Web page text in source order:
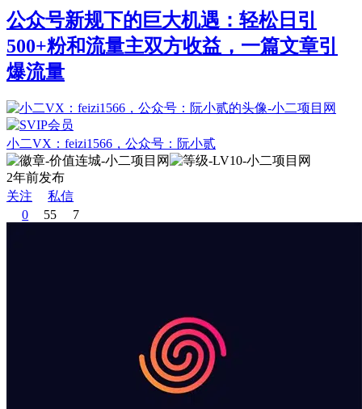
公众号新规下的巨大机遇：轻松日引
500+粉和流量主双方收益，一篇文章引
爆流量
小二VX：feizi1566，公众号：阮小贰
2年前发布
关注
私信
0
55 7